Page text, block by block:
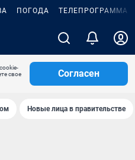
ПОГОДА ТЕЛЕПРОГРАММА
свое
Согласен
Новые лица в правительстве